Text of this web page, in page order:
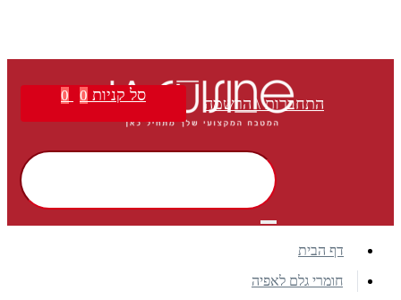
התחברות \ הרשמה סל קניות 0
0
דף הבית
חומרי גלם לאפיה